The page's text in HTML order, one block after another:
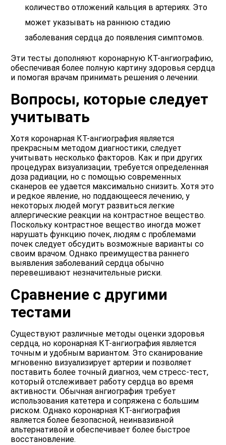
количество отложений кальция в артериях. Это
может указывать на раннюю стадию
заболевания сердца до появления симптомов.
Эти тесты дополняют коронарную КТ-ангиографию,
обеспечивая более полную картину здоровья сердца
и помогая врачам принимать решения о лечении.
Вопросы, которые следует
учитывать
Хотя коронарная КТ-ангиография является
прекрасным методом диагностики, следует
учитывать несколько факторов. Как и при других
процедурах визуализации, требуется определенная
доза радиации, но с помощью современных
сканеров ее удается максимально снизить. Хотя это
и редкое явление, но поддающееся лечению, у
некоторых людей могут развиться легкие
аллергические реакции на контрастное вещество.
Поскольку контрастное вещество иногда может
нарушать функцию почек, людям с проблемами
почек следует обсудить возможные варианты со
своим врачом. Однако преимущества раннего
выявления заболеваний сердца обычно
перевешивают незначительные риски.
Сравнение с другими
тестами
Существуют различные методы оценки здоровья
сердца, но коронарная КТ-ангиография является
точным и удобным вариантом. Это сканирование
мгновенно визуализирует артерии и позволяет
поставить более точный диагноз, чем стресс-тест,
который отслеживает работу сердца во время
активности. Обычная ангиография требует
использования катетера и сопряжена с большим
риском. Однако коронарная КТ-ангиография
является более безопасной, неинвазивной
альтернативой и обеспечивает более быстрое
восстановление.